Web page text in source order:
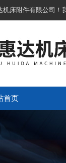
机床附件有限公司！
首页